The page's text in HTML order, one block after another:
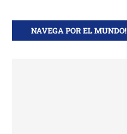
NAVEGA POR EL MUNDO!